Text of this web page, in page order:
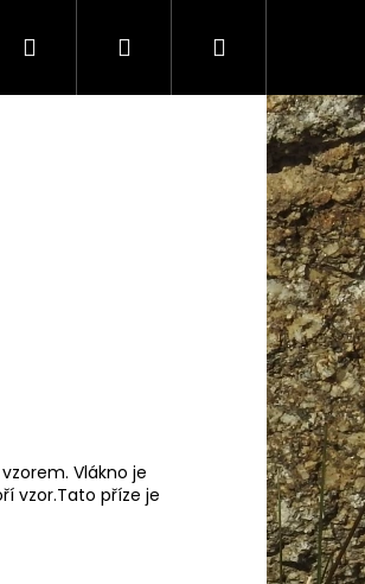
Háčky Duté vlákno
Hledat PřihlášeníNákupní
košík
Vlákno je
vzor.Tato příze je